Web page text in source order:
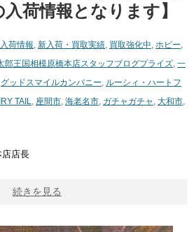
荷情報となります】
荷情報 新入荷・買取実績 買取強化中 ホビー
郎王国相模原橋本店スタッフブログプライズ 一
グッドスマイルカンパニー
ルーシィ・ハートフ
TAIL 座間市 海老名市 ガチャガチャ 大和市
店店長
続きを見る